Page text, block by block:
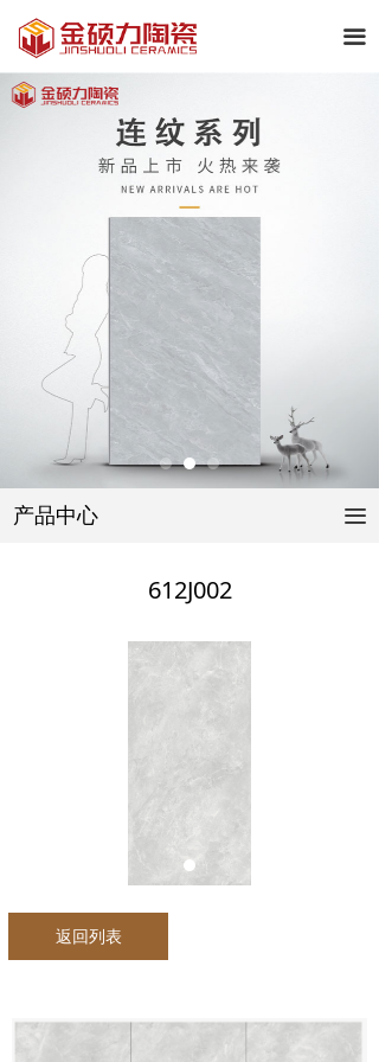
끀
612J002
产品中心 끀
返回列表